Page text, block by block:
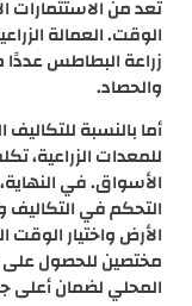
تعد من الاستثمارات
الوقت. العمالة
زراعة البطاطس عددًا
والحصاد.
أما بالنسبة
للمعدات الزراعية،
الأسواق. في
التحكم في التكاليف
الأرض واختيار
مختصين للحصول على
المحلي لضمان أعلى